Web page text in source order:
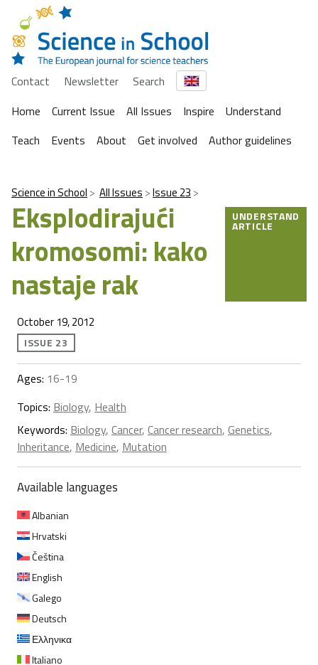
Contact Newsletter
Search
Home
Current Issue All Issues Inspire
Understand
Teach
Events About Get involved Author guidelines
Science in School All Issues Issue 23
Eksplodirajući
kromosomi: kako
nastaje rak
UNDERSTAND
ARTICLE
October 19, 2012
ISSUE 23
Ages: 16-19
Topics: Biology, Health
Keywords: Biology, Cancer, Cancer research, Genetics,
Inheritance, Medicine, Mutation
Available languages
Albanian
Hrvatski
Čeština
English
Galego
Deutsch
Ελληνικα
Italiano